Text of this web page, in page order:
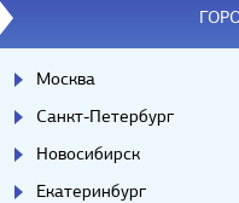
Москва
Санкт-Петербург
Новосибирск
Екатеринбург